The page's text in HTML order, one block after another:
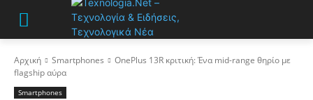
Αρχική Smartphones
OnePlus 13R κριτική: Ένα mid-range θηρίο με
flagship αύρα
Smartphones